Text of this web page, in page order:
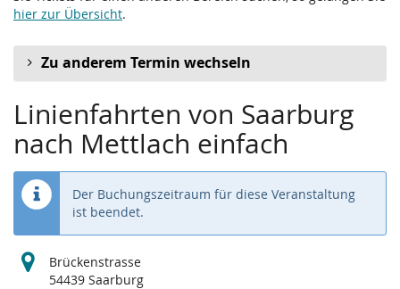
hier zur Übersicht.
Zu anderem Termin wechseln
Linienfahrten von Saarburg
nach Mettlach einfach
Der Buchungszeitraum für diese Veranstaltung
ist beendet.
Brückenstrasse
54439 Saarburg